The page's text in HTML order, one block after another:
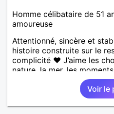
Homme célibataire de 51
amoureuse
Attentionné, sincère et
histoire construite sur le
complicité ❤️ J’aime les
nature, la mer, les
personnes au grand cœur
affectueux, j’adore les
et les calinous réguliers
par peser, alors si tu es en
Voir le